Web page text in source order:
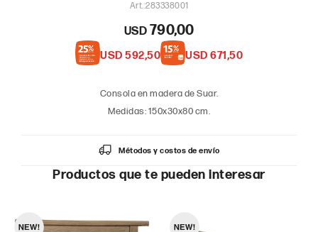
283338001
USD 790,00
USD 592,50 USD 671,50
Consola en madera de Suar.
Medidas: 150x30x80 cm.
Métodos y costos de envío
Productos que te pueden interesar